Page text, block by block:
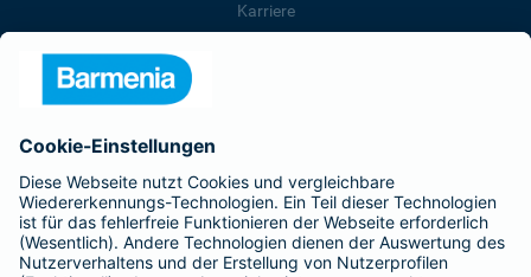
Karriere
Barmenia ist Teil der BarmeniaGothaer
BELIEBTE SEITEN
Kranken-Zusatzversicherung
Tierversicherungen